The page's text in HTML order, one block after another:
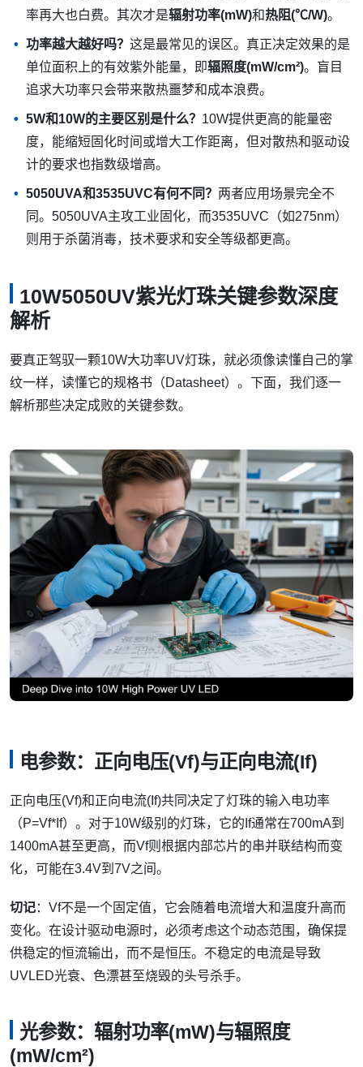
率再大也白费。其次才是辐射功率(mW)和热阻(℃/W)。
功率越大越好吗？ 这是最常见的误区。真正决定效果的是
单位面积上的有效紫外能量，即辐照度(mW/cm²)。盲目
追求大功率只会带来散热噩梦和成本浪费。
5W和10W的主要区别是什么？ 10W提供更高的能量密
度，能缩短固化时间或增大工作距离，但对散热和驱动设
计的要求也指数级增高。
5050UVA和3535UVC有何不同？ 两者应用场景完全不
同。5050UVA主攻工业固化，而3535UVC（如275nm）
则用于杀菌消毒，技术要求和安全等级都更高。
10W5050UV紫光灯珠关键参数深度
解析
要真正驾驭一颗10W大功率UV灯珠，就必须像读懂自己的掌
纹一样，读懂它的规格书（Datasheet）。下面，我们逐一
解析那些决定成败的关键参数。
电参数：正向电压(Vf)与正向电流(If)
正向电压(Vf)和正向电流(If)共同决定了灯珠的输入电功率
（P=Vf*If）。对于10W级别的灯珠，它的If通常在700mA到
1400mA甚至更高，而Vf则根据内部芯片的串并联结构而变
化，可能在3.4V到7V之间。
切记：Vf不是一个固定值，它会随着电流增大和温度升高而
变化。在设计驱动电源时，必须考虑这个动态范围，确保提
供稳定的恒流输出，而不是恒压。不稳定的电流是导致
UVLED光衰、色漂甚至烧毁的头号杀手。
光参数：辐射功率(mW)与辐照度
(mW/cm²)